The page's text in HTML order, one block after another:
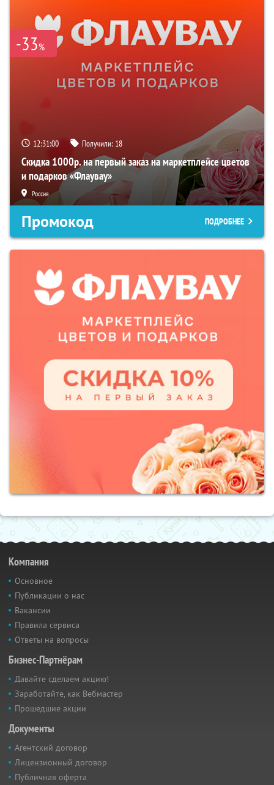
-33%
12:30:59 Получили: 18
Скидка 1000р. на первый заказ на маркетплейсе цветов
и подарков «Флаувау»
Россия
Промокод ПОДРОБНЕЕ
Компания
Основное
Публикации о нас
Вакансии
Правила сервиса
Ответы на вопросы
Бизнес-Партнёрам
Давайте сделаем акцию!
Заработайте, как Вебмастер
Прошедшие акции
Документы
Агентский договор
Лицензионный договор
Публичная оферта